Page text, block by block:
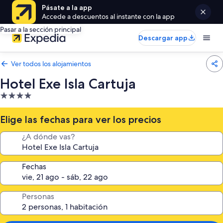
Pásate a la app
Accede a descuentos al instante con la app
Pasar a la sección principal
Descargar app
Ver todos los alojamientos
Hotel Exe Isla Cartuja
Alojamiento
de
4.0 estrellas
Elige las fechas para ver los precios
¿A dónde vas?
Fechas
Personas